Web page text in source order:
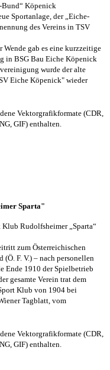
Köpenick
Sportanlage, der „Eiche-
des Vereins in TSV
Wende gab es eine kurzzeitige
in BSG Bau Eiche Köpenick
wurde der alte
Eiche Köpenick" wieder
Vektorgrafikformate (CDR,
GIF) enthalten.
Sparta"
Klub Rudolfsheimer „Sparta“
zum Österreichischen
(Ö. F. V.) – nach personellen
Ende 1910 der Spielbetrieb
gesamte Verein trat dem
Klub von 1904 bei
Tagblatt, vom
Vektorgrafikformate (CDR,
GIF) enthalten.